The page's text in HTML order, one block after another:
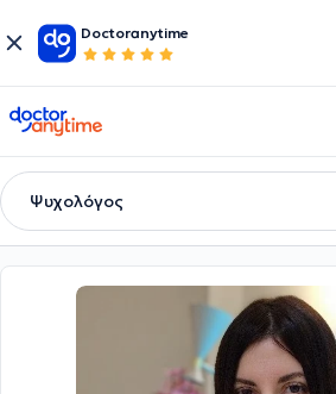
Doctoranytime
doctoranytime
Ψυχολόγος